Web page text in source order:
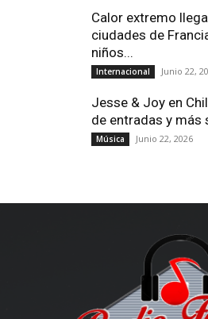
Calor extremo
ciudades de
niños...
Internacional Junio 22,
Jesse & Joy en
de entradas y más
Música Junio 22, 2026